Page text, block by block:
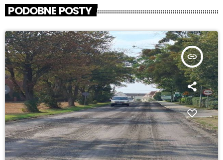
PODOBNE POSTY
insert_link